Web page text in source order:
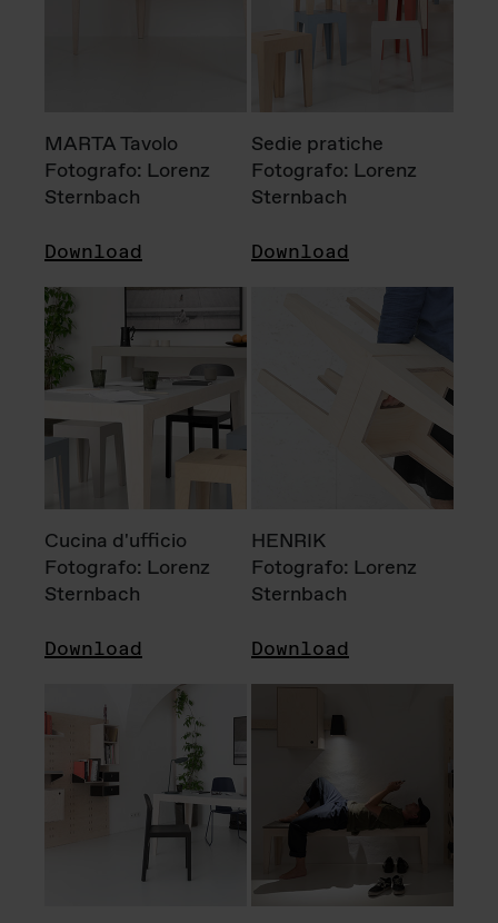
MARTA Tavolo
Fotografo: Lorenz
Sternbach
Download
Sedie pratiche
Fotografo: Lorenz
Sternbach
Download
Cucina d'ufficio
Fotografo: Lorenz
Sternbach
Download
HENRIK
Fotografo: Lorenz
Sternbach
Download